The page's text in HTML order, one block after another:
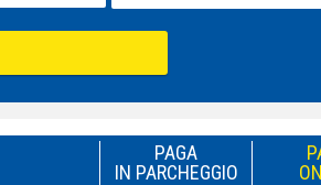
PAGA
IN PARCHEGGIO